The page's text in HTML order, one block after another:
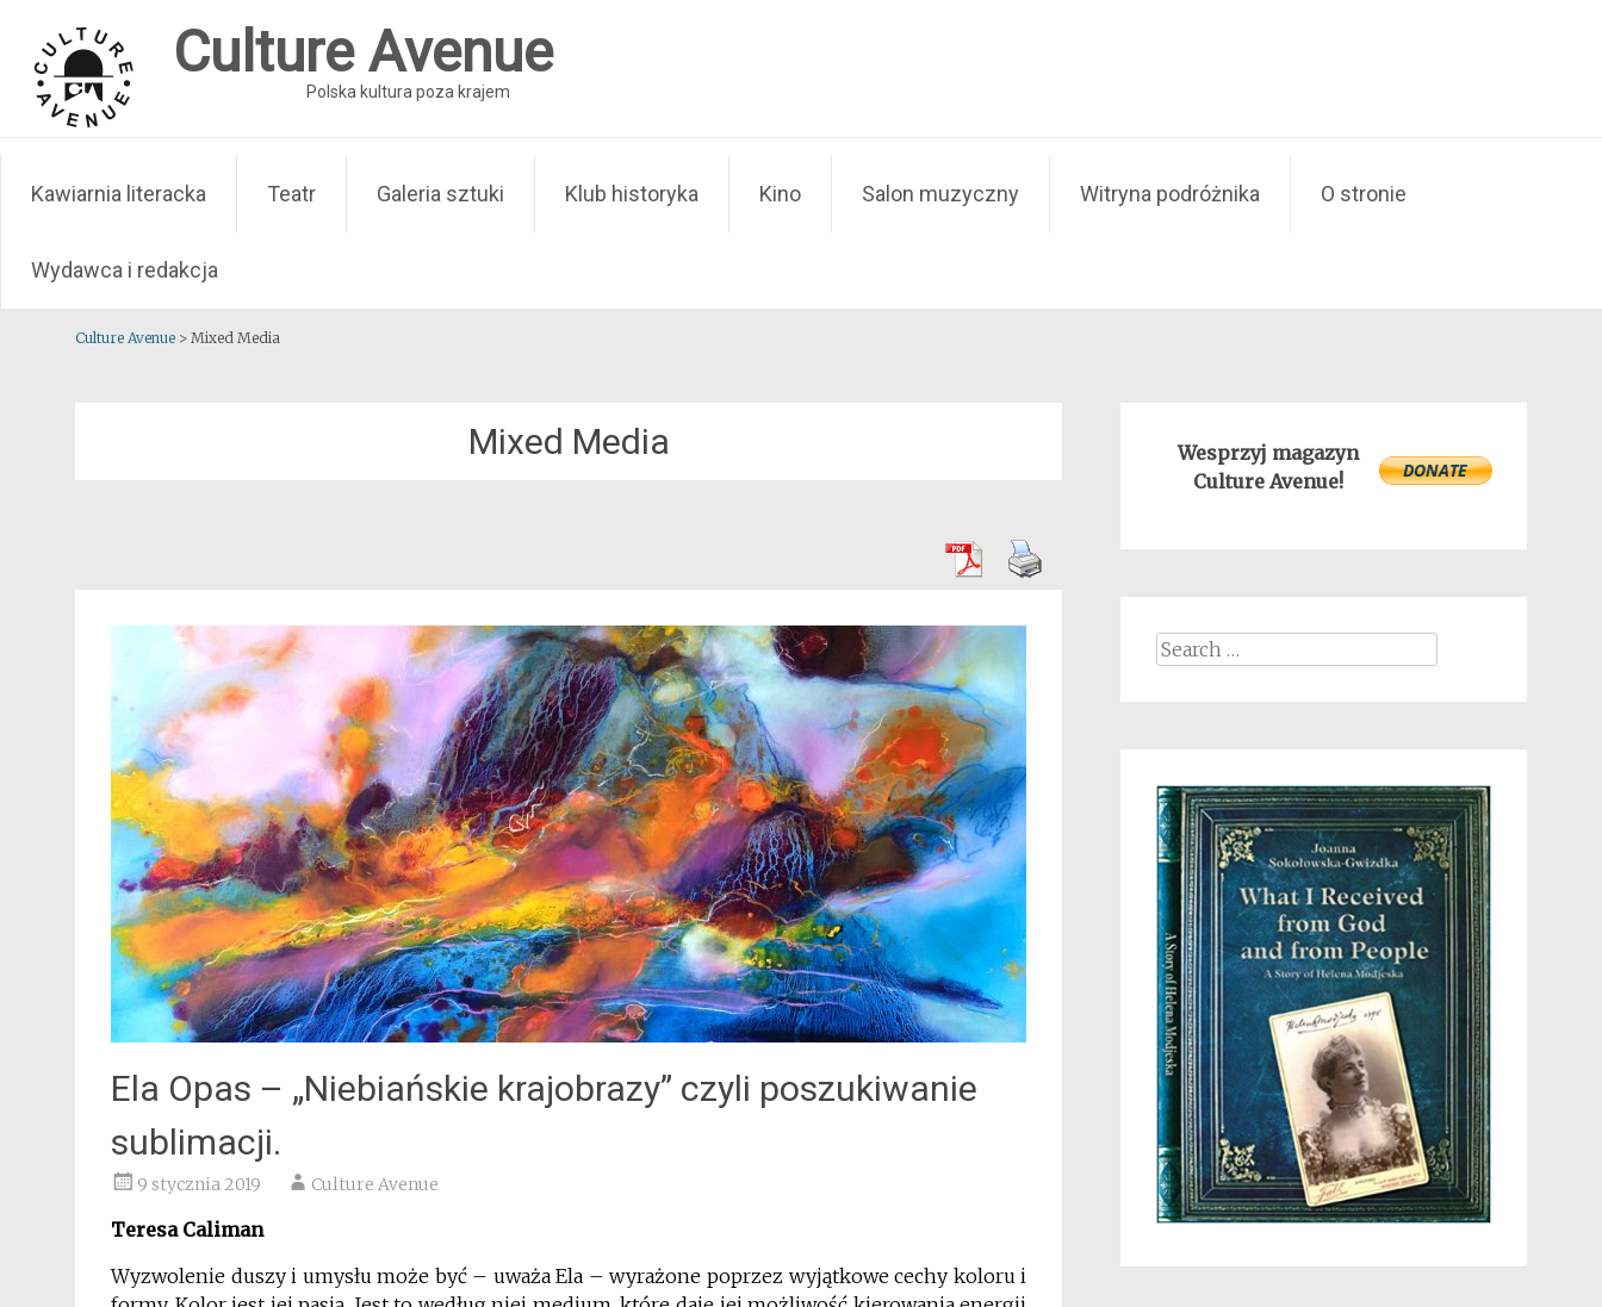
content
Culture Avenue
Polska kultura poza krajem
Kawiarnia literacka Teatr Galeria sztuki Klub historyka Kino Salon muzyczny Witryna podróżnika O stronie
Wydawca i redakcja
Culture Avenue > Mixed Media
Mixed Media
Ela Opas – „Niebiańskie krajobrazy” czyli poszukiwanie
sublimacji.
9 stycznia 2019 Culture Avenue
Teresa Caliman
Wyzwolenie duszy i umysłu może być – uważa Ela – wyrażone poprzez wyjątkowe cechy koloru i
Wesprzyj magazyn
Culture Avenue!
Search